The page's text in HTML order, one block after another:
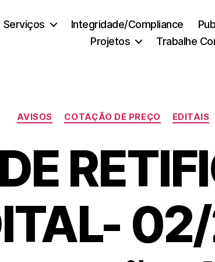
Serviços Integridade/Compliance
Projetos
Trabalhe
Categorias
AVISOS COTAÇÃO DE PREÇO EDITAIS